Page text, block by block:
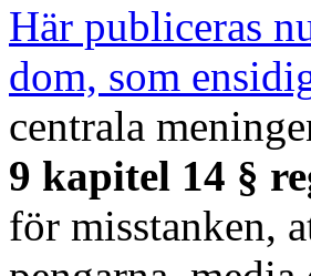
Här publiceras
dom, som
centrala
9 kapitel 14 §
för misstanken,